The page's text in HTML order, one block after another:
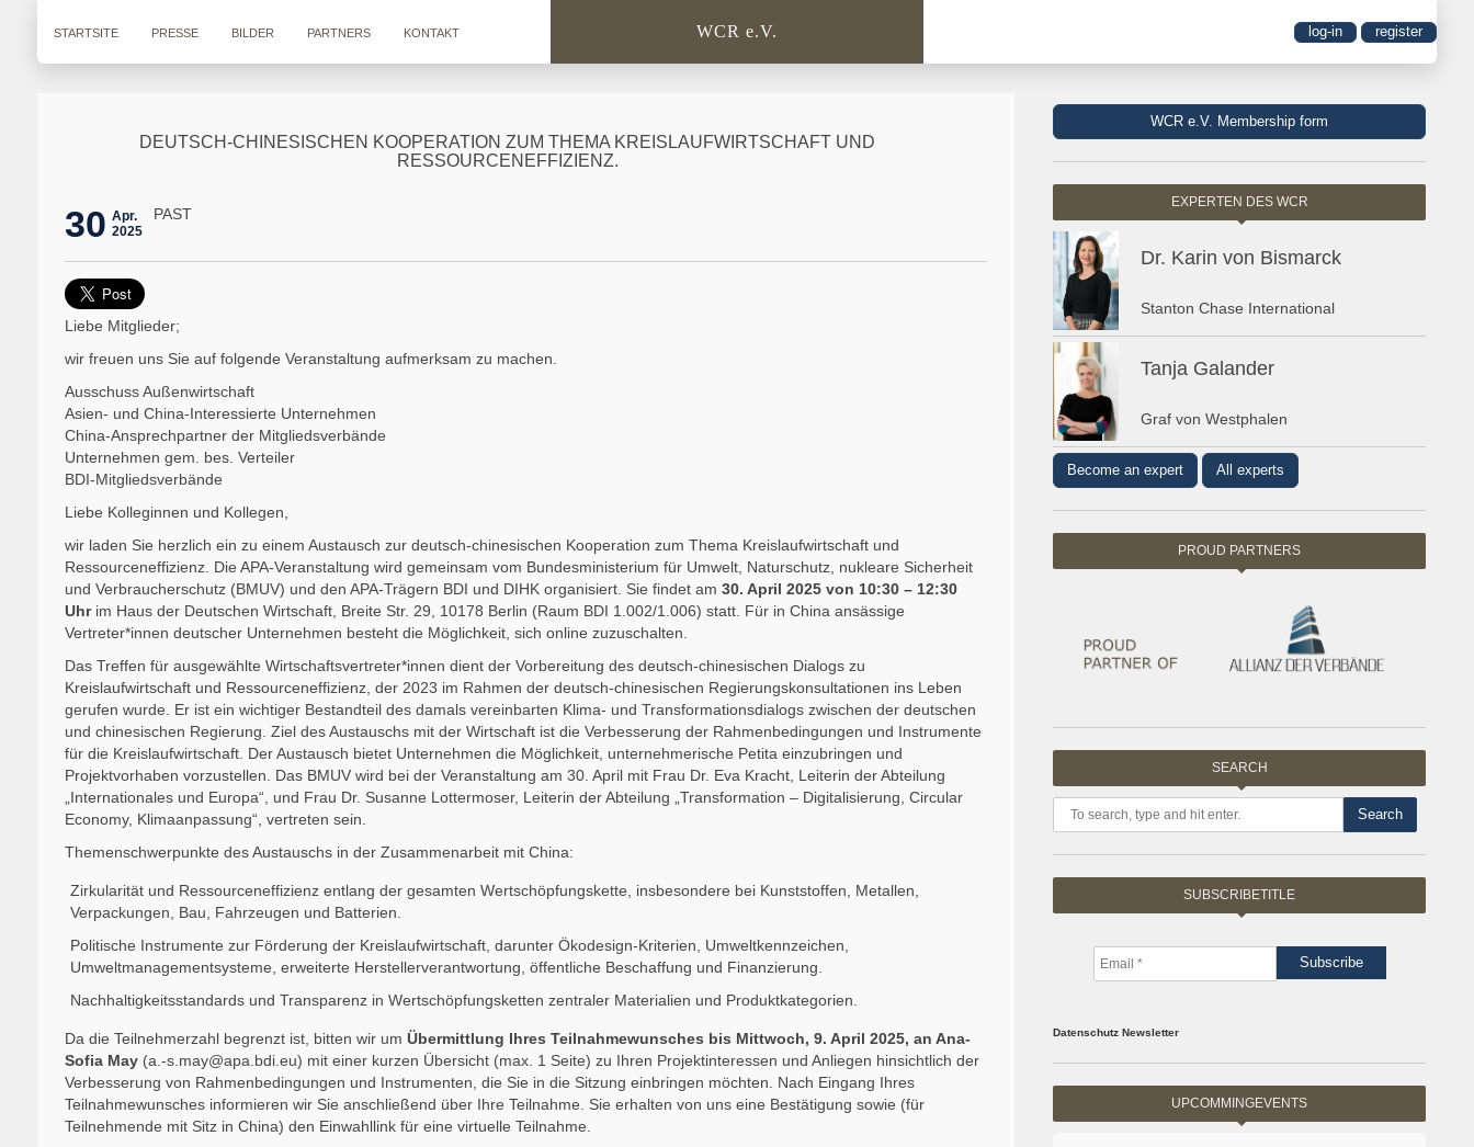
STARTSITE PRESSE BILDER PARTNERS KONTAKT WCR e.V. log-in register
DEUTSCH-CHINESISCHEN KOOPERATION ZUM THEMA KREISLAUFWIRTSCHAFT UND
RESSOURCENEFFIZIENZ.
30 Apr.
2025
PAST
Liebe Mitglieder;
wir freuen uns Sie auf folgende Veranstaltung aufmerksam zu machen.
Ausschuss Außenwirtschaft
Asien- und China-Interessierte Unternehmen
China-Ansprechpartner der Mitgliedsverbände
Unternehmen gem. bes. Verteiler
BDI-Mitgliedsverbände
Liebe Kolleginnen und Kollegen,
wir laden Sie herzlich ein zu einem Austausch zur deutsch-chinesischen Kooperation zum Thema Kreislaufwirtschaft und
Ressourceneffizienz. Die APA-Veranstaltung wird gemeinsam vom Bundesministerium für Umwelt, Naturschutz, nukleare Sicherheit
und Verbraucherschutz (BMUV) und den APA-Trägern BDI und DIHK organisiert. Sie findet am 30. April 2025 von 10:30 – 12:30
Uhrim Haus der Deutschen Wirtschaft, Breite Str. 29, 10178 Berlin (Raum BDI 1.002/1.006) statt. Für in China ansässige
Vertreter*innen deutscher Unternehmen besteht die Möglichkeit, sich online zuzuschalten.
Das Treffen für ausgewählte Wirtschaftsvertreter*innen dient der Vorbereitung des deutsch-chinesischen Dialogs zu
Kreislaufwirtschaft und Ressourceneffizienz, der 2023 im Rahmen der deutsch-chinesischen Regierungskonsultationen ins Leben
gerufen wurde. Er ist ein wichtiger Bestandteil des damals vereinbarten Klima- und Transformationsdialogs zwischen der deutschen
und chinesischen Regierung. Ziel des Austauschs mit der Wirtschaft ist die Verbesserung der Rahmenbedingungen und Instrumente
für die Kreislaufwirtschaft. Der Austausch bietet Unternehmen die Möglichkeit, unternehmerische Petita einzubringen und
Projektvorhaben vorzustellen. Das BMUV wird bei der Veranstaltung am 30. April mit Frau Dr. Eva Kracht, Leiterin der Abteilung
„Internationales und Europa“, und Frau Dr. Susanne Lottermoser, Leiterin der Abteilung „Transformation – Digitalisierung, Circular
Economy, Klimaanpassung“, vertreten sein.
Themenschwerpunkte des Austauschs in der Zusammenarbeit mit China:
Zirkularität und Ressourceneffizienz entlang der gesamten Wertschöpfungskette, insbesondere bei Kunststoffen, Metallen,
Verpackungen, Bau, Fahrzeugen und Batterien.
Politische Instrumente zur Förderung der Kreislaufwirtschaft, darunter Ökodesign-Kriterien, Umweltkennzeichen,
Umweltmanagementsysteme, erweiterte Herstellerverantwortung, öffentliche Beschaffung und Finanzierung.
Nachhaltigkeitsstandards und Transparenz in Wertschöpfungsketten zentraler Materialien und Produktkategorien.
Da die Teilnehmerzahl begrenzt ist, bitten wir um Übermittlung Ihres Teilnahmewunsches bis Mittwoch, 9. April 2025, an Ana-
Sofia May (a.-s.may@apa.bdi.eu) mit einer kurzen Übersicht (max. 1 Seite) zu Ihren Projektinteressen und Anliegen hinsichtlich der
Verbesserung von Rahmenbedingungen und Instrumenten, die Sie in die Sitzung einbringen möchten. Nach Eingang Ihres
Teilnahmewunsches informieren wir Sie anschließend über Ihre Teilnahme. Sie erhalten von uns eine Bestätigung sowie (für
Teilnehmende mit Sitz in China) den Einwahllink für eine virtuelle Teilnahme.
WCR e.V. Membership form
EXPERTEN DES WCR
Dr. Karin von Bismarck
Stanton Chase International
Tanja Galander
Graf von Westphalen
Become an expert All experts
PROUD PARTNERS
SEARCH
Search
SUBSCRIBETITLE
Datenschutz Newsletter
UPCOMMINGEVENTS